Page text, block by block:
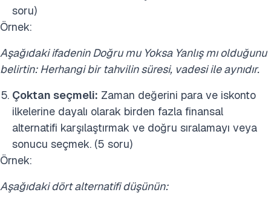
soru)
Örnek:
Aşağıdaki ifadenin Doğru mu Yoksa Yanlış mı olduğunu
belirtin: Herhangi bir tahvilin süresi, vadesi ile aynıdır.
Çoktan seçmeli: Zaman değerini para ve iskonto
ilkelerine dayalı olarak birden fazla finansal
alternatifi karşılaştırmak ve doğru sıralamayı veya
sonucu seçmek. (5 soru)
Örnek:
Aşağıdaki dört alternatifi düşünün: